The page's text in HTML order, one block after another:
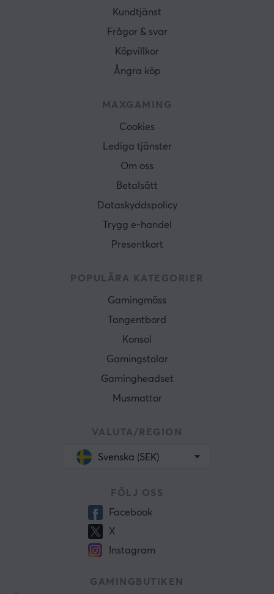
Kundtjänst
Frågor & svar
Köpvillkor
Ångra köp
MAXGAMING
Cookies
Lediga tjänster
Om oss
Betalsätt
Dataskyddspolicy
Trygg e-handel
Presentkort
POPULÄRA KATEGORIER
Gamingmöss
Tangentbord
Konsol
Gamingstolar
Gamingheadset
Musmattor
VALUTA/REGION
Svenska (SEK)
FÖLJ OSS
Facebook
X
Instagram
GAMINGBUTIKEN